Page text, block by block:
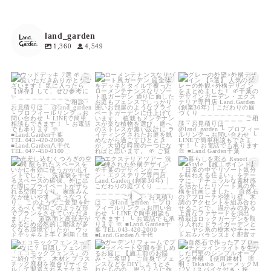
land_garden
1,360 4,549
land_garden
8 0
land_garden
17 0
land_garden
18 0
land_garden
22 0
land_garden
22 0
land_garden
24 0
land_garden
15 0
land_garden
32 0
land_garden
24 0